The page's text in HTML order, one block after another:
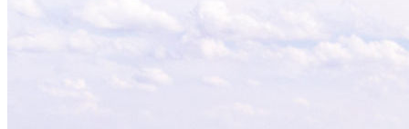
О ХРАМЕ